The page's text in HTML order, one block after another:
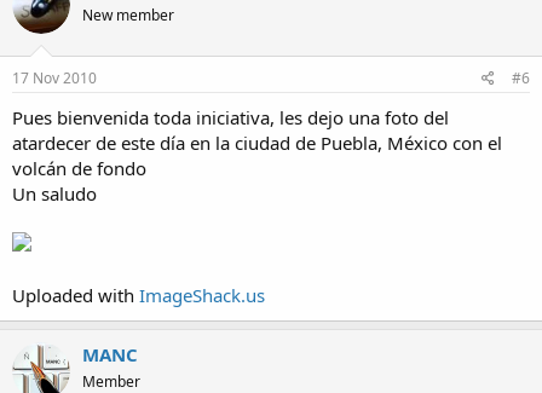
New member
17 Nov 2010 #6
Pues bienvenida toda iniciativa, les dejo una foto del
atardecer de este día en la ciudad de Puebla, México con el
volcán de fondo
Un saludo
Uploaded with ImageShack.us
MANC
Member